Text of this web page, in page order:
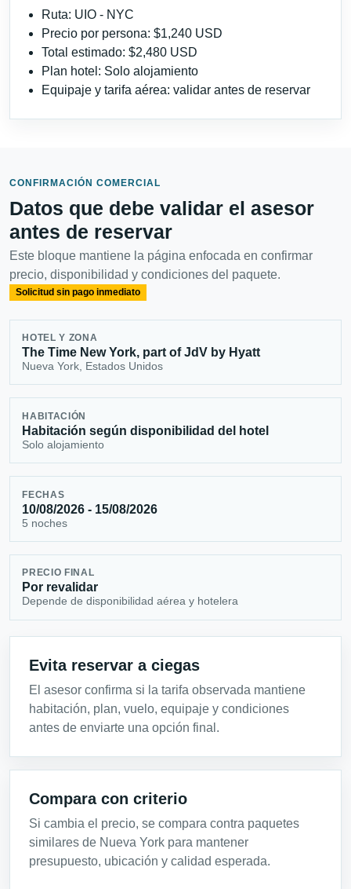
Ruta: UIO - NYC
Precio por persona: $1,240 USD
Total estimado: $2,480 USD
Plan hotel: Solo alojamiento
Equipaje y tarifa aérea: validar antes de reservar
CONFIRMACIÓN COMERCIAL
Datos que debe validar el asesor
antes de reservar
Este bloque mantiene la página enfocada en confirmar
precio, disponibilidad y condiciones del paquete.
Solicitud sin pago inmediato
HOTEL Y ZONA
The Time New York, part of JdV by Hyatt
Nueva York, Estados Unidos
HABITACIÓN
Habitación según disponibilidad del hotel
Solo alojamiento
FECHAS
10/08/2026 - 15/08/2026
5 noches
PRECIO FINAL
Por revalidar
Depende de disponibilidad aérea y hotelera
Evita reservar a ciegas
El asesor confirma si la tarifa observada mantiene
habitación, plan, vuelo, equipaje y condiciones
antes de enviarte una opción final.
Compara con criterio
Si cambia el precio, se compara contra paquetes
similares de Nueva York para mantener
presupuesto, ubicación y calidad esperada.